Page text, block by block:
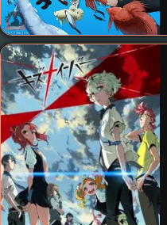
Morris Madeleine
إنجليزي
Akutsu Mabu